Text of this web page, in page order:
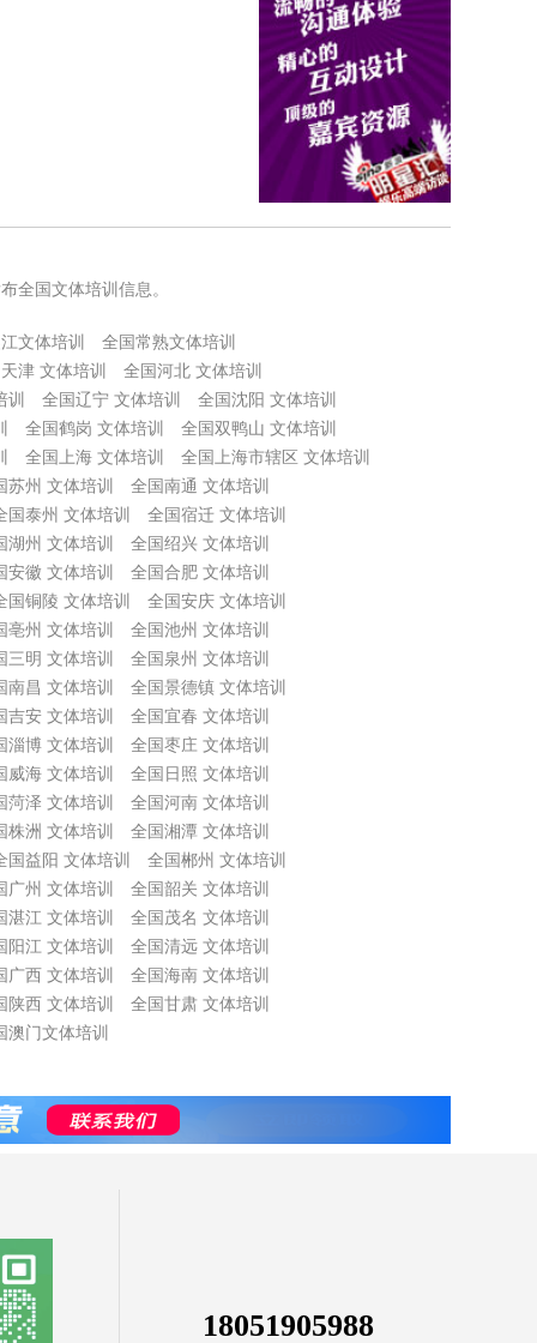
全国文体培训信息。
文体培训
全国常熟文体培训
津 文体培训
全国河北 文体培训
全国辽宁 文体培训
全国沈阳 文体培训
全国鹤岗 文体培训
全国双鸭山 文体培训
全国上海 文体培训
全国上海市辖区 文体培训
苏州 文体培训
全国南通 文体培训
国泰州 文体培训
全国宿迁 文体培训
湖州 文体培训
全国绍兴 文体培训
安徽 文体培训
全国合肥 文体培训
国铜陵 文体培训
全国安庆 文体培训
亳州 文体培训
全国池州 文体培训
三明 文体培训
全国泉州 文体培训
南昌 文体培训
全国景德镇 文体培训
吉安 文体培训
全国宜春 文体培训
淄博 文体培训
全国枣庄 文体培训
威海 文体培训
全国日照 文体培训
菏泽 文体培训
全国河南 文体培训
株洲 文体培训
全国湘潭 文体培训
国益阳 文体培训
全国郴州 文体培训
广州 文体培训
全国韶关 文体培训
湛江 文体培训
全国茂名 文体培训
阳江 文体培训
全国清远 文体培训
广西 文体培训
全国海南 文体培训
陕西 文体培训
全国甘肃 文体培训
澳门文体培训
18051905988